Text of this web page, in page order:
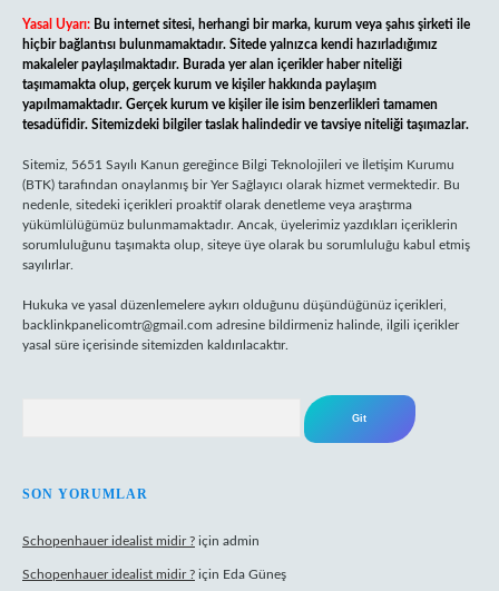
Yasal Uyarı: Bu internet sitesi, herhangi bir marka, kurum veya şahıs şirketi ile
hiçbir bağlantısı bulunmamaktadır. Sitede yalnızca kendi hazırladığımız
makaleler paylaşılmaktadır. Burada yer alan içerikler haber niteliği
taşımamakta olup, gerçek kurum ve kişiler hakkında paylaşım
yapılmamaktadır. Gerçek kurum ve kişiler ile isim benzerlikleri tamamen
tesadüfidir. Sitemizdeki bilgiler taslak halindedir ve tavsiye niteliği taşımazlar.
Sitemiz, 5651 Sayılı Kanun gereğince Bilgi Teknolojileri ve İletişim Kurumu
(BTK) tarafından onaylanmış bir Yer Sağlayıcı olarak hizmet vermektedir. Bu
nedenle, sitedeki içerikleri proaktif olarak denetleme veya araştırma
yükümlülüğümüz bulunmamaktadır. Ancak, üyelerimiz yazdıkları içeriklerin
sorumluluğunu taşımakta olup, siteye üye olarak bu sorumluluğu kabul etmiş
sayılırlar.
Hukuka ve yasal düzenlemelere aykırı olduğunu düşündüğünüz içerikleri,
backlinkpanelicomtr@gmail.com adresine bildirmeniz halinde, ilgili içerikler
yasal süre içerisinde sitemizden kaldırılacaktır.
SON YORUMLAR
Schopenhauer idealist midir ? için admin
Schopenhauer idealist midir ? için Eda Güneş